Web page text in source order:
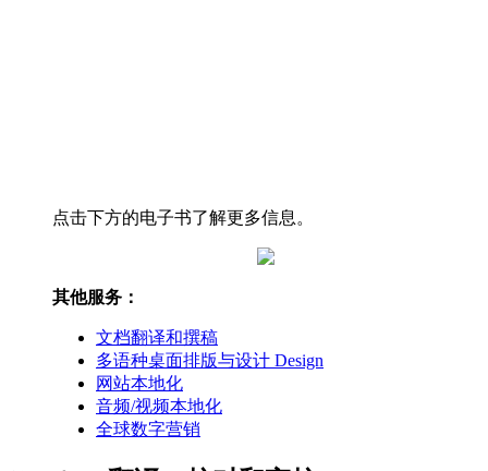
点击下方的电子书了解更多信息。
其他服务：
文档翻译和撰稿
多语种桌面排版与设计 Design
网站本地化
音频/视频本地化
全球数字营销